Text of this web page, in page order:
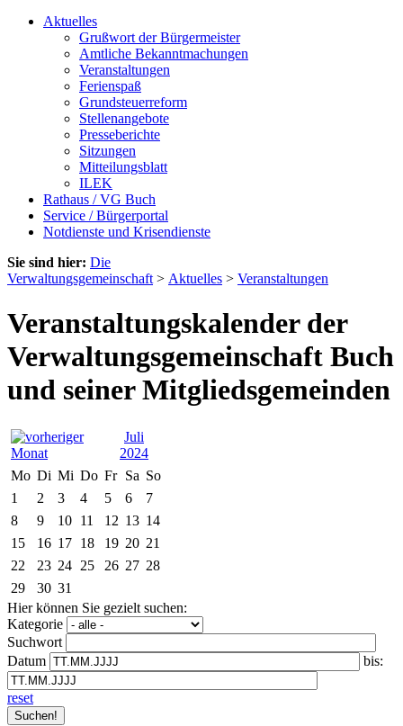
Aktuelles
Grußwort der Bürgermeister
Amtliche Bekanntmachungen
Veranstaltungen
Ferienspaß
Grundsteuerreform
Stellenangebote
Presseberichte
Sitzungen
Mitteilungsblatt
ILEK
Rathaus / VG Buch
Service / Bürgerportal
Notdienste und Krisendienste
Sie sind hier: Die
Verwaltungsgemeinschaft > Aktuelles > Veranstaltungen
Veranstaltungskalender der
Verwaltungsgemeinschaft Buch
und seiner Mitgliedsgemeinden
Juli
2024
Mo Di Mi Do Fr Sa So
1
2 3 4 5 6
7
8
9 10 11 12 13 14
15
16 17 18 19 20 21
22
23 24 25 26 27 28
29
30 31
Hier können Sie gezielt suchen:
Kategorie
Suchwort
Datum
bis:
reset